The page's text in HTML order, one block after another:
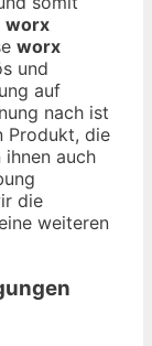
worx
worx
und
auf
nach ist
Produkt, die
auch
die
weiteren